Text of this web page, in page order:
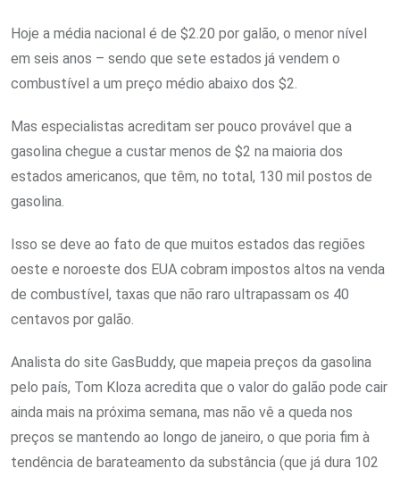
Hoje a média nacional é de $2.20 por galão, o menor nível
em seis anos – sendo que sete estados já vendem o
combustível a um preço médio abaixo dos $2.
Mas especialistas acreditam ser pouco provável que a
gasolina chegue a custar menos de $2 na maioria dos
estados americanos, que têm, no total, 130 mil postos de
gasolina.
Isso se deve ao fato de que muitos estados das regiões
oeste e noroeste dos EUA cobram impostos altos na venda
de combustível, taxas que não raro ultrapassam os 40
centavos por galão.
Analista do site GasBuddy, que mapeia preços da gasolina
pelo país, Tom Kloza acredita que o valor do galão pode cair
ainda mais na próxima semana, mas não vê a queda nos
preços se mantendo ao longo de janeiro, o que poria fim à
tendência de barateamento da substância (que já dura 102